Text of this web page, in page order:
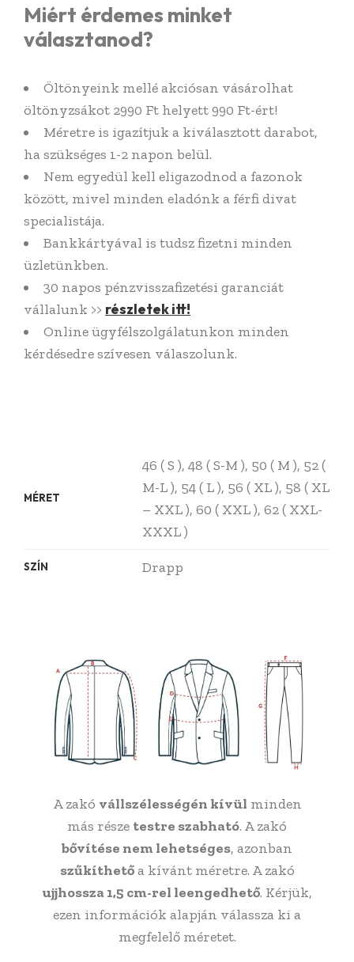
Miért érdemes minket
választanod?
Öltönyeink mellé akciósan vásárolhat
öltönyzsákot 2990 Ft helyett 990 Ft-ért!
Méretre is igazítjuk a kiválasztott darabot,
ha szükséges 1-2 napon belül.
Nem egyedül kell eligazodnod a fazonok
között, mivel minden eladónk a férfi divat
specialistája.
Bankkártyával is tudsz fizetni minden
üzletünkben.
30 napos pénzvisszafizetési garanciát
vállalunk >> részletek itt!
Online ügyfélszolgálatunkon minden
kérdésedre szívesen válaszolunk.
MÉRET
46 ( S ), 48 ( S-M ), 50 ( M ), 52 (
M-L ), 54 ( L ), 56 ( XL ), 58 ( XL
– XXL ), 60 ( XXL ), 62 ( XXL-
XXXL )
SZÍN Drapp
A zakó vállszélességén kívül minden
más része testre szabható. A zakó
bővítése nem lehetséges, azonban
szűkíthetőa kívánt méretre. A zakó
ujjhossza 1,5 cm-rel leengedhető. Kérjük,
ezen információk alapján válassza ki a
megfelelő méretet.